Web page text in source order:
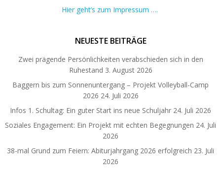
Hier geht’s zum Impressum ….
NEUESTE BEITRÄGE
Zwei prägende Persönlichkeiten verabschieden sich in den
Ruhestand 3. August 2026
Baggern bis zum Sonnenuntergang – Projekt Volleyball-Camp
2026 24. Juli 2026
Infos 1. Schultag: Ein guter Start ins neue Schuljahr 24. Juli 2026
Soziales Engagement: Ein Projekt mit echten Begegnungen 24. Juli
2026
38-mal Grund zum Feiern: Abiturjahrgang 2026 erfolgreich 23. Juli
2026